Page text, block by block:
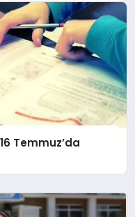
Temmuz’da